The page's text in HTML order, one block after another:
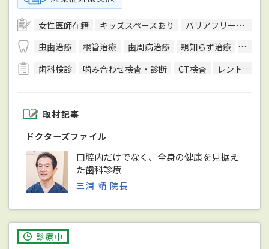
女性医師在籍 キッズスペースあり バリアフリー対応
虫歯治療
根管治療 歯周病治療 親知らず治療
顎関
歯科検診
噛み合わせ検査・診断 CT検査 レントゲン検査
取材記事
ドクターズファイル
口腔内だけでなく、全身の健康を見据え
た歯科診療
三浦 靖 院長
診療中